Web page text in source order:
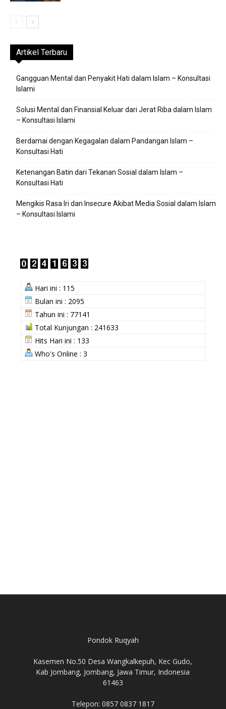
Artikel Terbaru
Gangguan Mental dan Penyakit Hati dalam Islam – Konsultasi
Islami
Solusi Mental dan Finansial Keluar dari Jerat Riba dalam Islam
– Konsultasi Islami
Berdamai dengan Kegagalan dalam Pandangan Islam –
Konsultasi Hati
Ketenangan Batin dari Tekanan Sosial dalam Islam –
Konsultasi Hati
Mengikis Rasa Iri dan Insecure Akibat Media Sosial dalam Islam
– Konsultasi Islami
Hari ini : 115
Bulan ini : 2095
Tahun ini : 77141
Total Kunjungan : 241633
Hits Hari ini : 133
Who's Online : 3
Pondok Ruqyah
Kasemen No.50 Desa Wangkalkepuh, Kec Gudo,
Kab Jombang, Jombang, Jawa Timur, Indonesia
61463
Telepon: 0857 0837 1817